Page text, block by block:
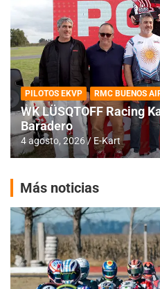
PILOTOS EKVP RMC BUENOS
WK LÜSQTOFF Racing
Baradero
4 agosto, 2026 E-Kart
Más noticias